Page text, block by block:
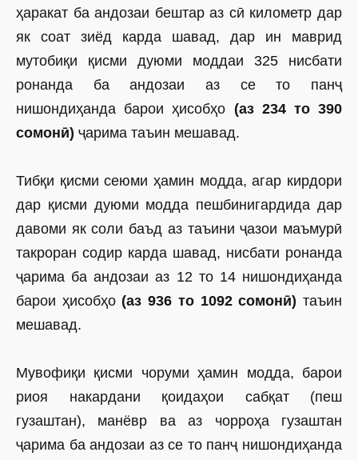
ҳаракат ба андозаи бештар аз сӣ километр дар
як соат зиёд карда шавад, дар ин маврид
мутобиқи қисми дуюми моддаи 325 нисбати
ронанда ба андозаи аз се то панҷ
нишондиҳанда барои ҳисобҳо (аз 234 то 390
сомонӣ) ҷарима таъин мешавад.
Тибқи қисми сеюми ҳамин модда, агар кирдори
дар қисми дуюми модда пешбинигардида дар
давоми як соли баъд аз таъини ҷазои маъмурӣ
такроран содир карда шавад, нисбати ронанда
ҷарима ба андозаи аз 12 то 14 нишондиҳанда
барои ҳисобҳо (аз 936 то 1092 сомонӣ) таъин
мешавад.
Мувофиқи қисми чоруми ҳамин модда, барои
риоя накардани қоидаҳои сабқат (пеш
гузаштан), манёвр ва аз чорроҳа гузаштан
ҷарима ба андозаи аз се то панҷ нишондиҳанда